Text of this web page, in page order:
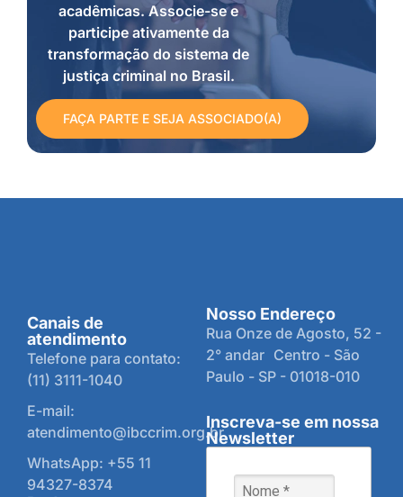
acadêmicas. Associe-se e
participe ativamente da
transformação do sistema de
justiça criminal no Brasil.
FAÇA PARTE E SEJA ASSOCIADO(A)
Canais de
atendimento
Telefone para contato:
(11) 3111-1040
E-mail:
atendimento@ibccrim.org.br
WhatsApp: +55 11
94327-8374
Nosso Endereço
Rua Onze de Agosto, 52 -
2° andar Centro - São
Paulo - SP - 01018-010
Inscreva-se em nossa
Newsletter